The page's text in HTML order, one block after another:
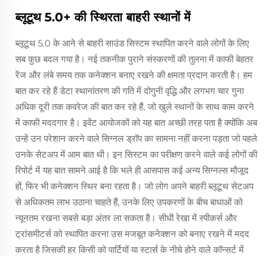
ब्लूटूथ 5.0+ की स्थिरता बाहरी स्थानों में
ब्लूटूथ 5.0 के आने से बाहरी साउंड सिस्टम स्थापित करने वाले लोगों के लिए
सब कुछ बदल गया है। नई तकनीक पुराने संस्करणों की तुलना में काफी बेहतर
रेंज और लंबे समय तक कनेक्शन बनाए रखने की क्षमता प्रदान करती है। हम
बात कर रहे हैं डेटा स्थानांतरण की गति में दोगुनी वृद्धि और लगभग चार गुना
अधिक दूरी तक कवरेज की बात कर रहे हैं, जो खुले स्थानों के साथ काम करने
में काफी मददगार है। इवेंट आयोजकों को यह बात अच्छी तरह पता है क्योंकि अब
उन्हें उन परेशान करने वाले सिग्नल ड्रॉप का सामना नहीं करना पड़ता जो पहले
उनके सेटअप में आम बात थी। इन सिस्टम का परीक्षण करने वाले कई लोगों की
रिपोर्ट में यह बात सामने आई है कि भले ही आसपास कई अन्य सिग्नल्स मौजूद
हों, फिर भी कनेक्शन स्थिर बना रहता है। जो लोग अपने बाहरी ब्लूटूथ सेटअप
से अधिकतम लाभ उठाना चाहते हैं, उनके लिए उपकरणों के बीच बाधाओं को
न्यूनतम रखना सबसे बड़ा अंतर ला सकता है। सीधी रेखा में स्पीकर्स और
ट्रांसमीटर्स को स्थापित करना उस मजबूत कनेक्शन को बनाए रखने में मदद
करता है जिसकी हर किसी को पार्टियों या स्टार्स के नीचे होने वाले कॉन्सर्ट में